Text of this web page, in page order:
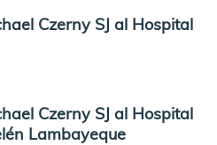
Czerny SJ al Hospital
Czerny SJ al Hospital
Lambayeque